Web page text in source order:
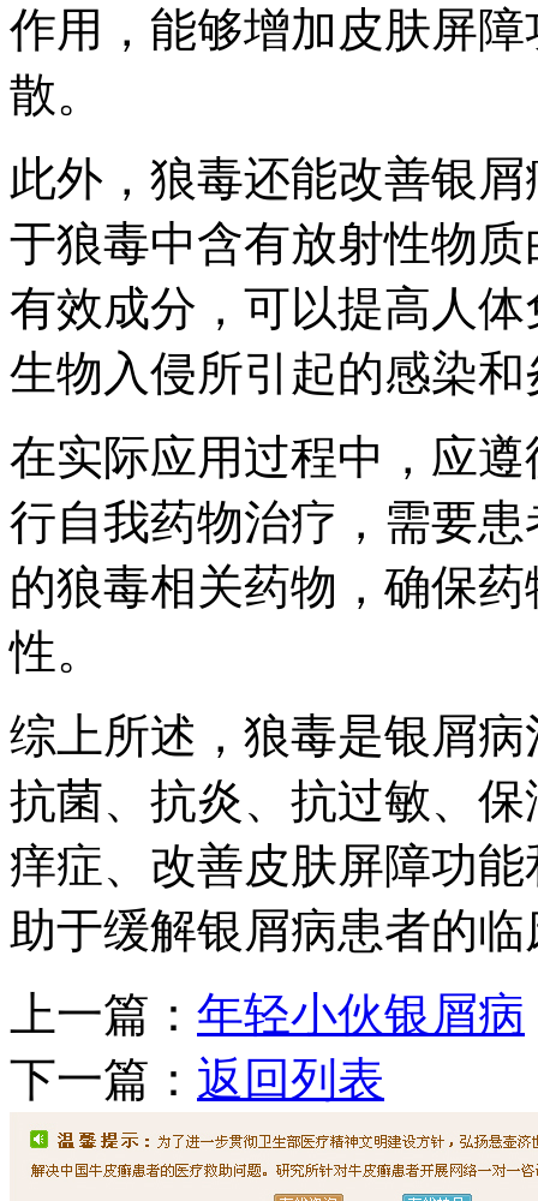
作用，能够增加皮肤屏
散。
此外，狼毒还能改善银
于狼毒中含有放射性物
有效成分，可以提高人
生物入侵所引起的感染
在实际应用过程中，应
行自我药物治疗，需要
的狼毒相关药物，确保
性。
综上所述，狼毒是银屑
抗菌、抗炎、抗过敏、
痒症、改善皮肤屏障功
助于缓解银屑病患者的
上一篇： 年轻小伙银屑病
下一篇： 返回列表